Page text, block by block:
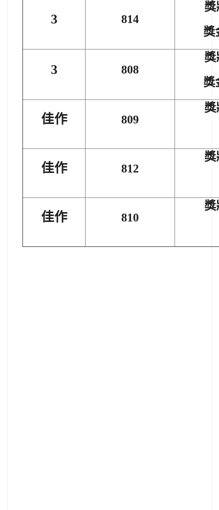
3 814
獎
獎
3 808
獎
獎
佳作 809
獎
佳作 812
獎
佳作 810
獎